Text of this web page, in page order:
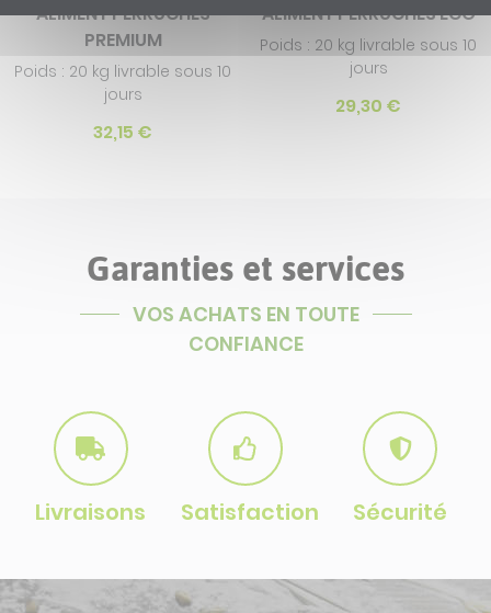
ALIMENT PERRUCHES
PREMIUM
Poids : 20 kg livrable sous 10
jours
32,15 €
ALIMENT PERRUCHES ECO
Poids : 20 kg livrable sous 10
jours
29,30 €
Garanties et services
VOS ACHATS EN TOUTE
CONFIANCE
Livraisons Satisfaction Sécurité